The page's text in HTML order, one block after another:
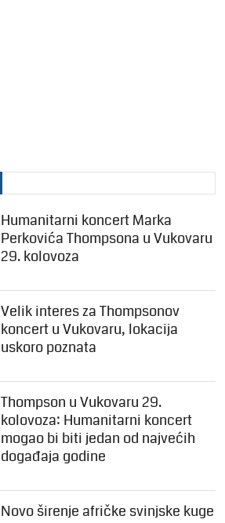
Humanitarni koncert Marka
Perkovića Thompsona u Vukovaru
29. kolovoza
Velik interes za Thompsonov
koncert u Vukovaru, lokacija
uskoro poznata
Thompson u Vukovaru 29.
kolovoza: Humanitarni koncert
mogao bi biti jedan od najvećih
događaja godine
Novo širenje afričke svinjske kuge